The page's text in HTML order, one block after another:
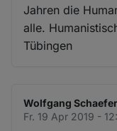
Jahren die
alle.
Tübingen
Wolfgang
Fr. 19 Apr 2019 -